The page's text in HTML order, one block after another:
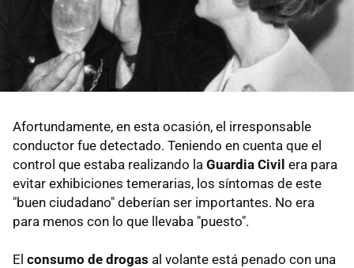
Afortundamente, en esta ocasión, el irresponsable
conductor fue detectado. Teniendo en cuenta que el
control que estaba realizando la Guardia Civil era para
evitar exhibiciones temerarias, los síntomas de este
"buen ciudadano" deberían ser importantes. No era
para menos con lo que llevaba "puesto".
El consumo de drogas al volante está penado con una